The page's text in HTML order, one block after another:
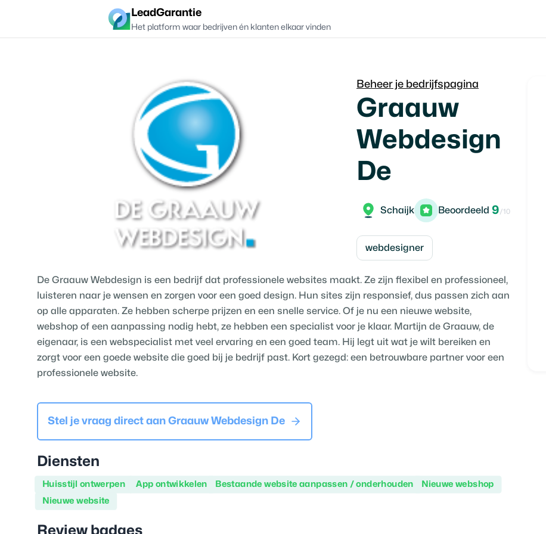
LeadGarantie
Het platform waar bedrijven én klanten elkaar vinden
Beheer je bedrijfspagina
Graauw
Webdesign
De
Schaijk Beoordeeld 9/10
webdesigner
De Graauw Webdesign is een bedrijf dat professionele websites maakt. Ze zijn flexibel en professioneel,
luisteren naar je wensen en zorgen voor een goed design. Hun sites zijn responsief, dus passen zich aan
op alle apparaten. Ze hebben scherpe prijzen en een snelle service. Of je nu een nieuwe website,
webshop of een aanpassing nodig hebt, ze hebben een specialist voor je klaar. Martijn de Graauw, de
eigenaar, is een webspecialist met veel ervaring en een goed team. Hij legt uit wat je wilt bereiken en
zorgt voor een goede website die goed bij je bedrijf past. Kort gezegd: een betrouwbare partner voor een
professionele website.
Stel je vraag direct aan Graauw Webdesign De
Diensten
Huisstijl ontwerpen App ontwikkelen Bestaande website aanpassen / onderhouden Nieuwe webshop
Nieuwe website
Review badges